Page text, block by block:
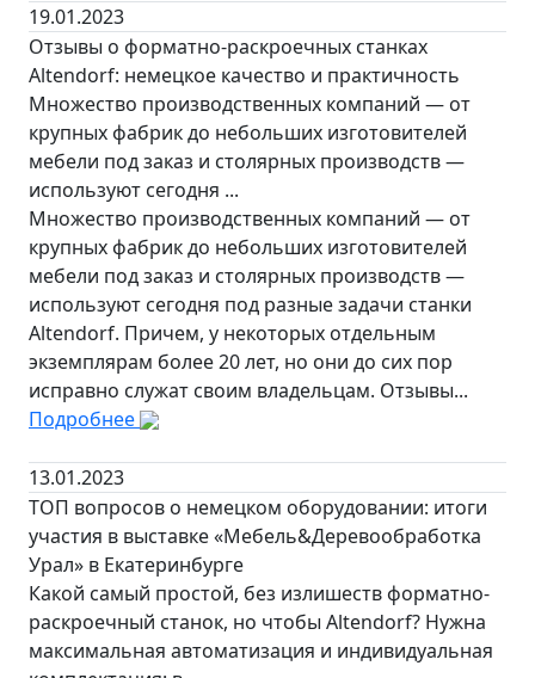
19.01.2023
Отзывы о форматно-раскроечных станках
Altendorf: немецкое качество и практичность
Множество производственных компаний — от
крупных фабрик до небольших изготовителей
мебели под заказ и столярных производств —
используют сегодня ...
Множество производственных компаний — от
крупных фабрик до небольших изготовителей
мебели под заказ и столярных производств —
используют сегодня под разные задачи станки
Altendorf. Причем, у некоторых отдельным
экземплярам более 20 лет, но они до сих пор
исправно служат своим владельцам. Отзывы...
Подробнее
13.01.2023
ТОП вопросов о немецком оборудовании: итоги
участия в выставке «Мебель&Деревообработка
Урал» в Екатеринбурге
Какой самый простой, без излишеств форматно-
раскроечный станок, но чтобы Altendorf? Нужна
максимальная автоматизация и индивидуальная